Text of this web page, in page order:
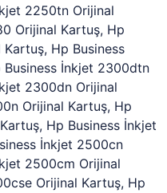
2250tn Orijinal
Orijinal Kartuş, Hp
Hp Business
İnkjet 2300dtn
2300dn Orijinal
Orijinal Kartuş, Hp
Hp Business İnkjet
İnkjet 2500cn
2500cm Orijinal
Orijinal Kartuş, Hp